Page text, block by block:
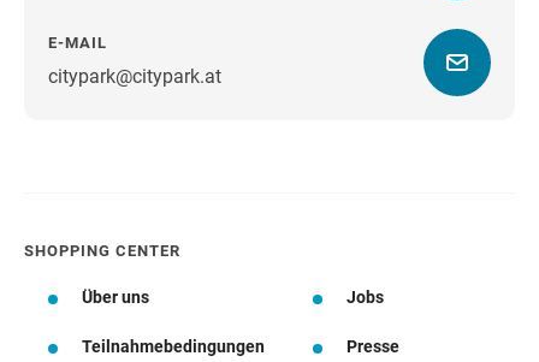
E-MAIL
citypark@citypark.atWegbeschreibung
SHOPPING CENTER
Über uns Jobs
Teilnahmebedingungen Presse